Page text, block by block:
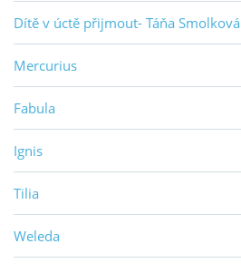
Dítě v úctě přijmout- Táňa Smolková
Mercurius
Fabula
Ignis
Tilia
Weleda